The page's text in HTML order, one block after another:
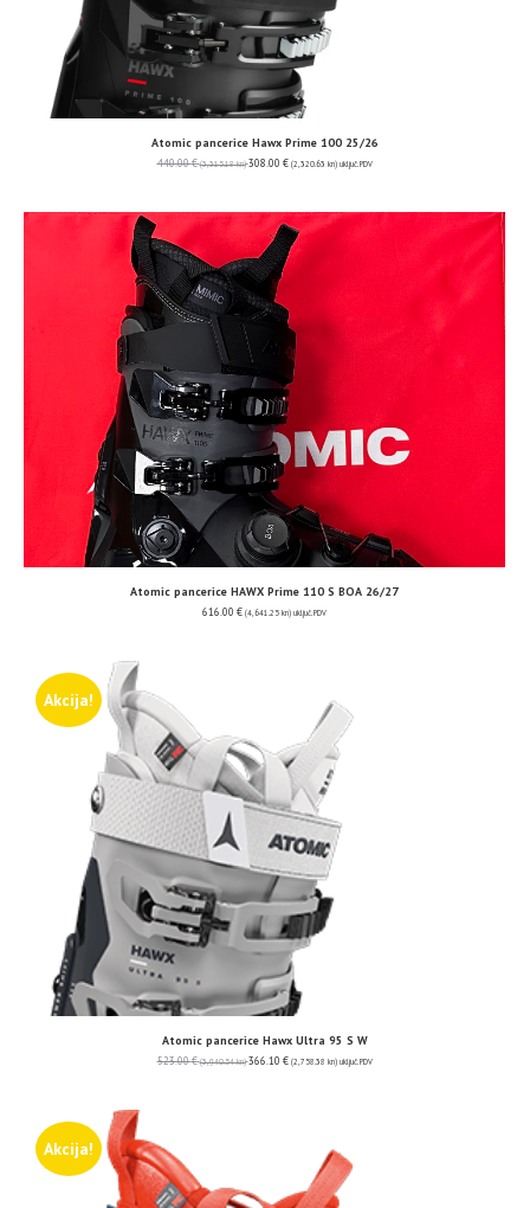
Atomic pancerice Hawx Prime 100 25/26
440.00€ (3,315.18 kn) 308.00 € (2,320.63 kn) uključ. PDV
Atomic pancerice HAWX Prime 110 S BOA 26/27
616.00 € (4,641.25 kn) uključ. PDV
Akcija!
Atomic pancerice Hawx Ultra 95 S W
523.00€ (3,940.54 kn) 366.10 € (2,758.38 kn) uključ. PDV
Akcija!